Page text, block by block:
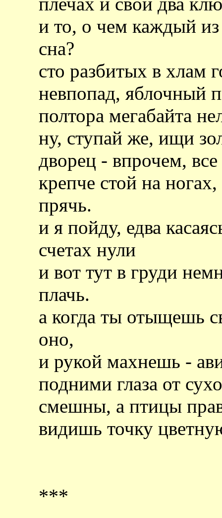
и то, о чем каждый из
сна?
сто разбитых в хлам
невпопад, яблочный
полтора мегабайта
ну, ступай же, ищи
дворец - впрочем,
крепче стой на
прячь.
и я пойду, едва
счетах нули
и вот тут в груди
плачь.
а когда ты отыщешь
оно,
и рукой махнешь -
подними глаза от
смешны, а птицы
видишь точку
***